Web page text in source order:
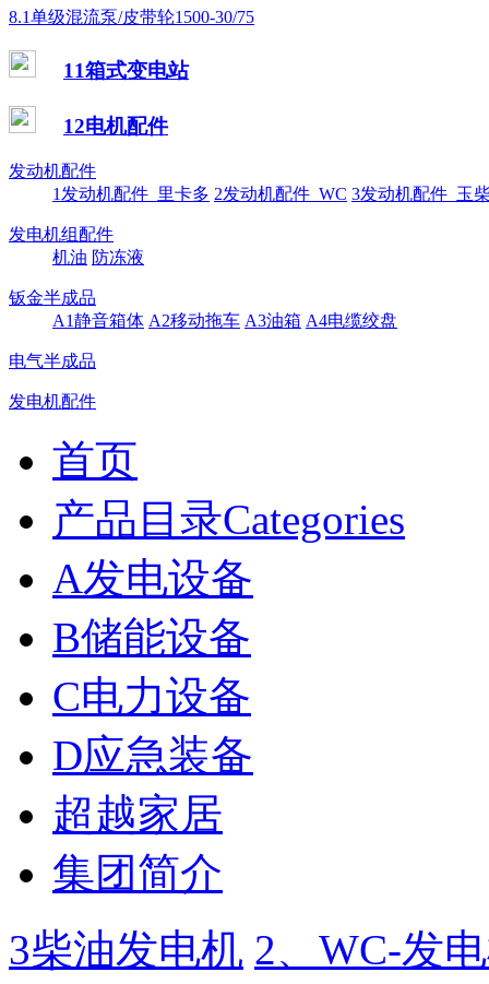
8.1单级混流泵/皮带轮1500-30/75
11箱式变电站
12电机配件
发动机配件
1发动机配件_里卡多 2发动机配件_WC 3发动机配件_玉
发电机组配件
机油 防冻液
钣金半成品
A1静音箱体 A2移动拖车 A3油箱 A4电缆绞盘
电气半成品
发电机配件
首页
产品目录Categories
A发电设备
B储能设备
C电力设备
D应急装备
超越家居
集团简介
3柴油发电机 2、WC-发